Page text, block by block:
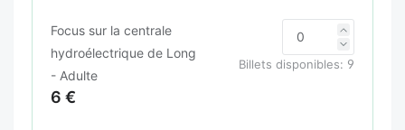
Focus sur la centrale
hydroélectrique de Long
- Adulte
6 €
Billets disponibles: 9